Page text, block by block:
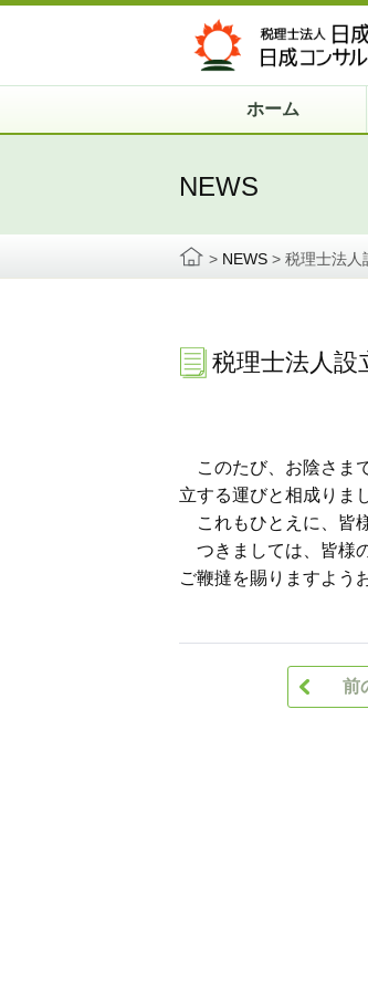
ホーム
NEWS
> NEWS > 税理士法人
税理士法人設
このたび、お陰さま
立する運びと相成りま
これもひとえに、皆
つきましては、皆様
ご鞭撻を賜りますよう
前